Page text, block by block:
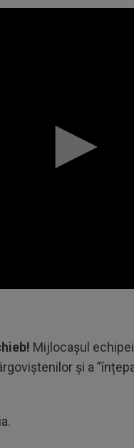
Mijlocașul
și a